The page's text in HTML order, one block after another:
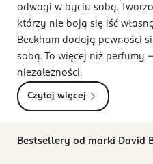
odwagi w byciu sobą.
którzy nie boją się iść
Beckham dodają pewności
sobą. To więcej niż perfumy
niezależności.
Czytaj więcej
Bestsellery od marki David